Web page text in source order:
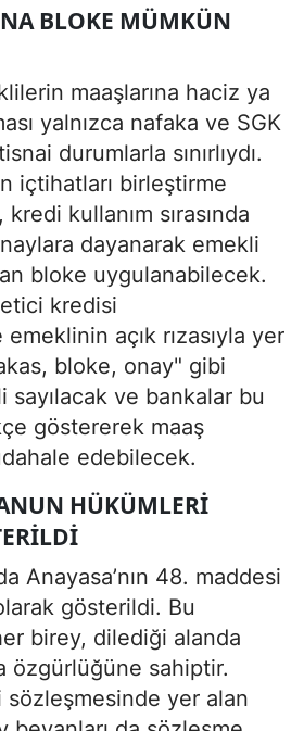
BLOKE MÜMKÜN
maaşlarına haciz ya
yalnızca nafaka ve SGK
durumlarla sınırlıydı.
içtihatları birleştirme
kullanım sırasında
dayanarak emekli
bloke uygulanabilecek.
kredisi
açık rızasıyla yer
bloke, onay" gibi
sayılacak ve bankalar bu
göstererek maaş
edebilecek.
HÜKÜMLERI
Anayasa’nın 48. maddesi
gösterildi. Bu
birey, dilediği alanda
özgürlüğüne sahiptir.
sözleşmesinde yer alan